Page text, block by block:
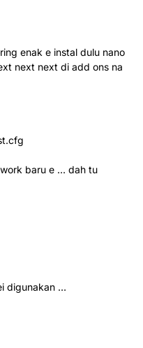
enak e instal dulu nano
next next di add ons na
baru e … dah tu
digunakan …